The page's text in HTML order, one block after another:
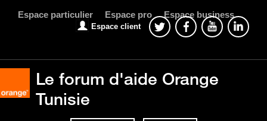
Espace particulier Espace pro Espace business
Espace client
Le forum d'aide Orange
Tunisie